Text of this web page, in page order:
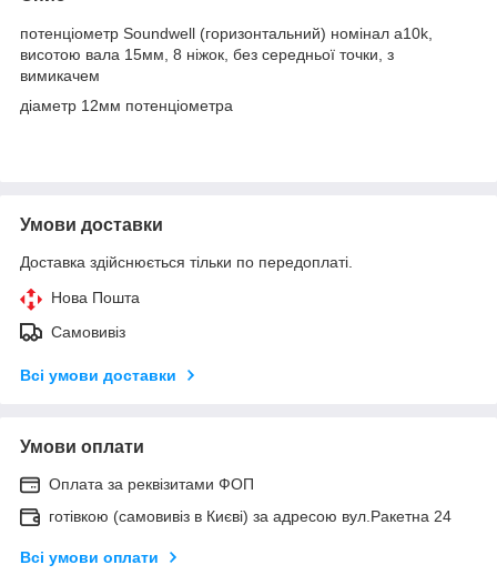
потенціометр Soundwell (горизонтальний) номінал a10k,
висотою вала 15мм, 8 ніжок, без середньої точки, з
вимикачем
діаметр 12мм потенціометра
Умови доставки
Доставка здійснюється тільки по передоплаті.
Нова Пошта
Самовивіз
Всі умови доставки
Умови оплати
Оплата за реквізитами ФОП
готівкою (самовивіз в Києві) за адресою вул.Ракетна 24
Всі умови оплати